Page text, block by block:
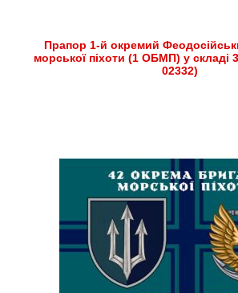
Прапор 1-й окремий
морської піхоти (1 ОБМП) у
02332)